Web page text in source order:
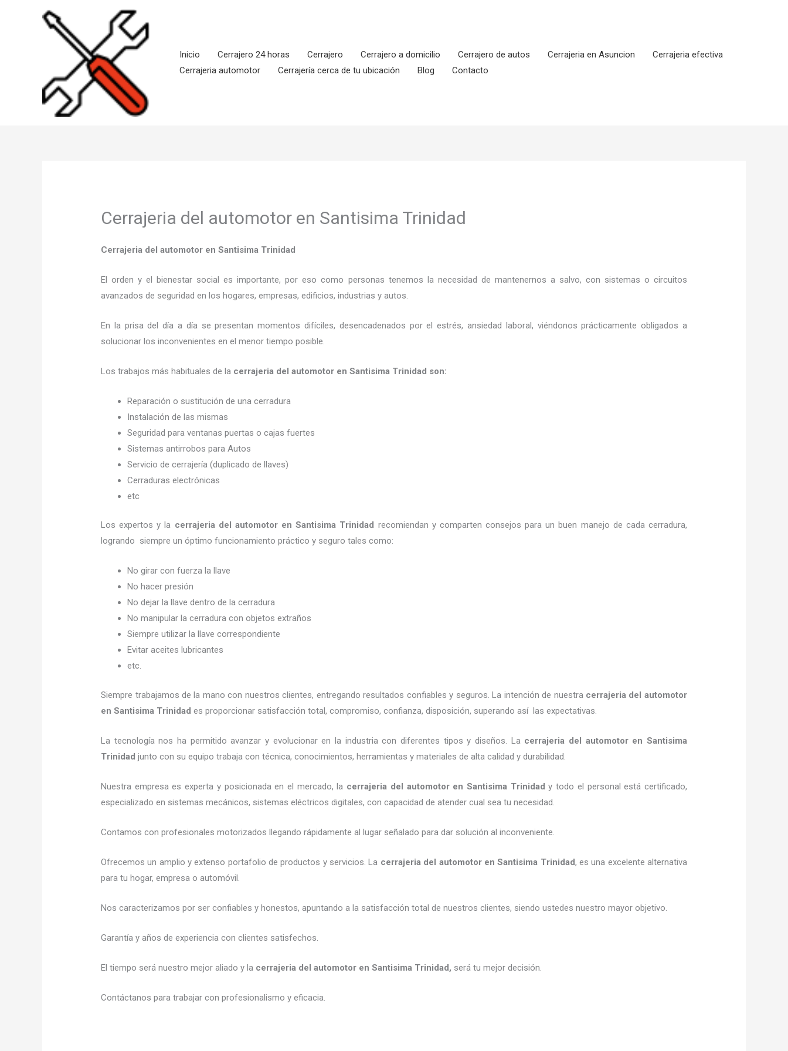
Inicio
Cerrajero 24 horas Cerrajero Cerrajero a domicilio Cerrajero de autos Cerrajeria en Asuncion
Cerrajeria efectiva
Cerrajeria automotor
Cerrajería cerca de tu ubicación Blog Contacto
Cerrajeria del automotor en Santisima Trinidad
Cerrajeria del automotor en Santisima Trinidad
El orden y el bienestar social es importante, por eso como personas tenemos la necesidad de mantenernos a salvo, con sistemas o circuitos
avanzados de seguridad en los hogares, empresas, edificios, industrias y autos.
En la prisa del día a día se presentan momentos difíciles, desencadenados por el estrés, ansiedad laboral, viéndonos prácticamente obligados a
solucionar los inconvenientes en el menor tiempo posible.
Los trabajos más habituales de la cerrajeria del automotor en Santisima Trinidad son:
Reparación o sustitución de una cerradura
Instalación de las mismas
Seguridad para ventanas puertas o cajas fuertes
Sistemas antirrobos para Autos
Servicio de cerrajería (duplicado de llaves)
Cerraduras electrónicas
etc
Los expertos y la cerrajeria del automotor en Santisima Trinidad recomiendan y comparten consejos para un buen manejo de cada cerradura,
logrando siempre un óptimo funcionamiento práctico y seguro tales como:
No girar con fuerza la llave
No hacer presión
No dejar la llave dentro de la cerradura
No manipular la cerradura con objetos extraños
Siempre utilizar la llave correspondiente
Evitar aceites lubricantes
etc.
Siempre trabajamos de la mano con nuestros clientes, entregando resultados confiables y seguros. La intención de nuestra cerrajeria del automotor
en Santisima Trinidad es proporcionar satisfacción total, compromiso, confianza, disposición, superando así las expectativas.
La tecnología nos ha permitido avanzar y evolucionar en la industria con diferentes tipos y diseños. La cerrajeria del automotor en Santisima
Trinidad junto con su equipo trabaja con técnica, conocimientos, herramientas y materiales de alta calidad y durabilidad.
Nuestra empresa es experta y posicionada en el mercado, la cerrajeria del automotor en Santisima Trinidad y todo el personal está certificado,
especializado en sistemas mecánicos, sistemas eléctricos digitales, con capacidad de atender cual sea tu necesidad.
Contamos con profesionales motorizados llegando rápidamente al lugar señalado para dar solución al inconveniente.
Ofrecemos un amplio y extenso portafolio de productos y servicios. La cerrajeria del automotor en Santisima Trinidad, es una excelente alternativa
para tu hogar, empresa o automóvil.
Nos caracterizamos por ser confiables y honestos, apuntando a la satisfacción total de nuestros clientes, siendo ustedes nuestro mayor objetivo.
Garantía y años de experiencia con clientes satisfechos.
El tiempo será nuestro mejor aliado y la cerrajeria del automotor en Santisima Trinidad, será tu mejor decisión.
Contáctanos para trabajar con profesionalismo y eficacia.